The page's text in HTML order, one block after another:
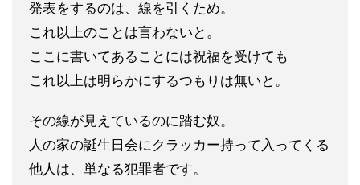
発表をするのは、線を引くため。
これ以上のことは言わないと。
ここに書いてあることには祝福を受けても
これ以上は明らかにするつもりは無いと。
その線が見えているのに踏む奴。
人の家の誕生日会にクラッカー持って入ってくる
他人は、単なる犯罪者です。